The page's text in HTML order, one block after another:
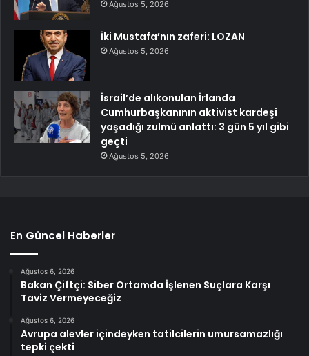
Ağustos 5, 2026
İki Mustafa’nın zaferi: LOZAN
Ağustos 5, 2026
İsrail’de alıkonulan İrlanda
Cumhurbaşkanının aktivist kardeşi
yaşadığı zulmü anlattı: 3 gün 5 yıl gibi
geçti
Ağustos 5, 2026
En Güncel Haberler
Ağustos 6, 2026
Bakan Çiftçi: Siber Ortamda İşlenen Suçlara Karşı
Taviz Vermeyeceğiz
Ağustos 6, 2026
Avrupa alevler içindeyken tatilcilerin umursamazlığı
tepki çekti